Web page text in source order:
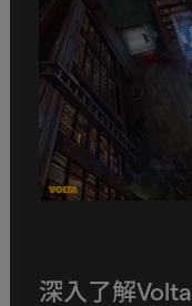
深入了解Volta